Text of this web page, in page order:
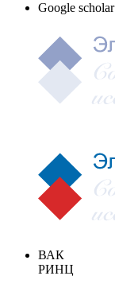
Google scholar
ВАК
РИНЦ